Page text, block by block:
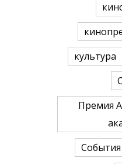
культура
Премия
События